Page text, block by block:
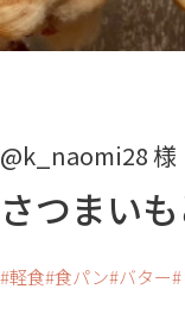
@k_naomi28 様
さつまい
軽食 食パン バター